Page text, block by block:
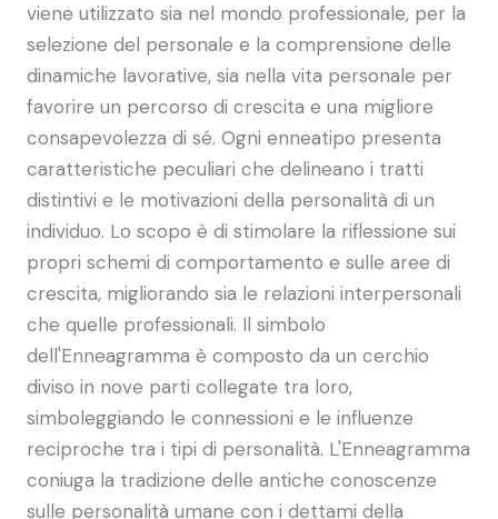
viene utilizzato sia nel mondo professionale, per la
selezione del personale e la comprensione delle
dinamiche lavorative, sia nella vita personale per
favorire un percorso di crescita e una migliore
consapevolezza di sé. Ogni enneatipo presenta
caratteristiche peculiari che delineano i tratti
distintivi e le motivazioni della personalità di un
individuo. Lo scopo è di stimolare la riflessione sui
propri schemi di comportamento e sulle aree di
crescita, migliorando sia le relazioni interpersonali
che quelle professionali. Il simbolo
dell'Enneagramma è composto da un cerchio
diviso in nove parti collegate tra loro,
simboleggiando le connessioni e le influenze
reciproche tra i tipi di personalità. L'Enneagramma
coniuga la tradizione delle antiche conoscenze
sulle personalità umane con i dettami della